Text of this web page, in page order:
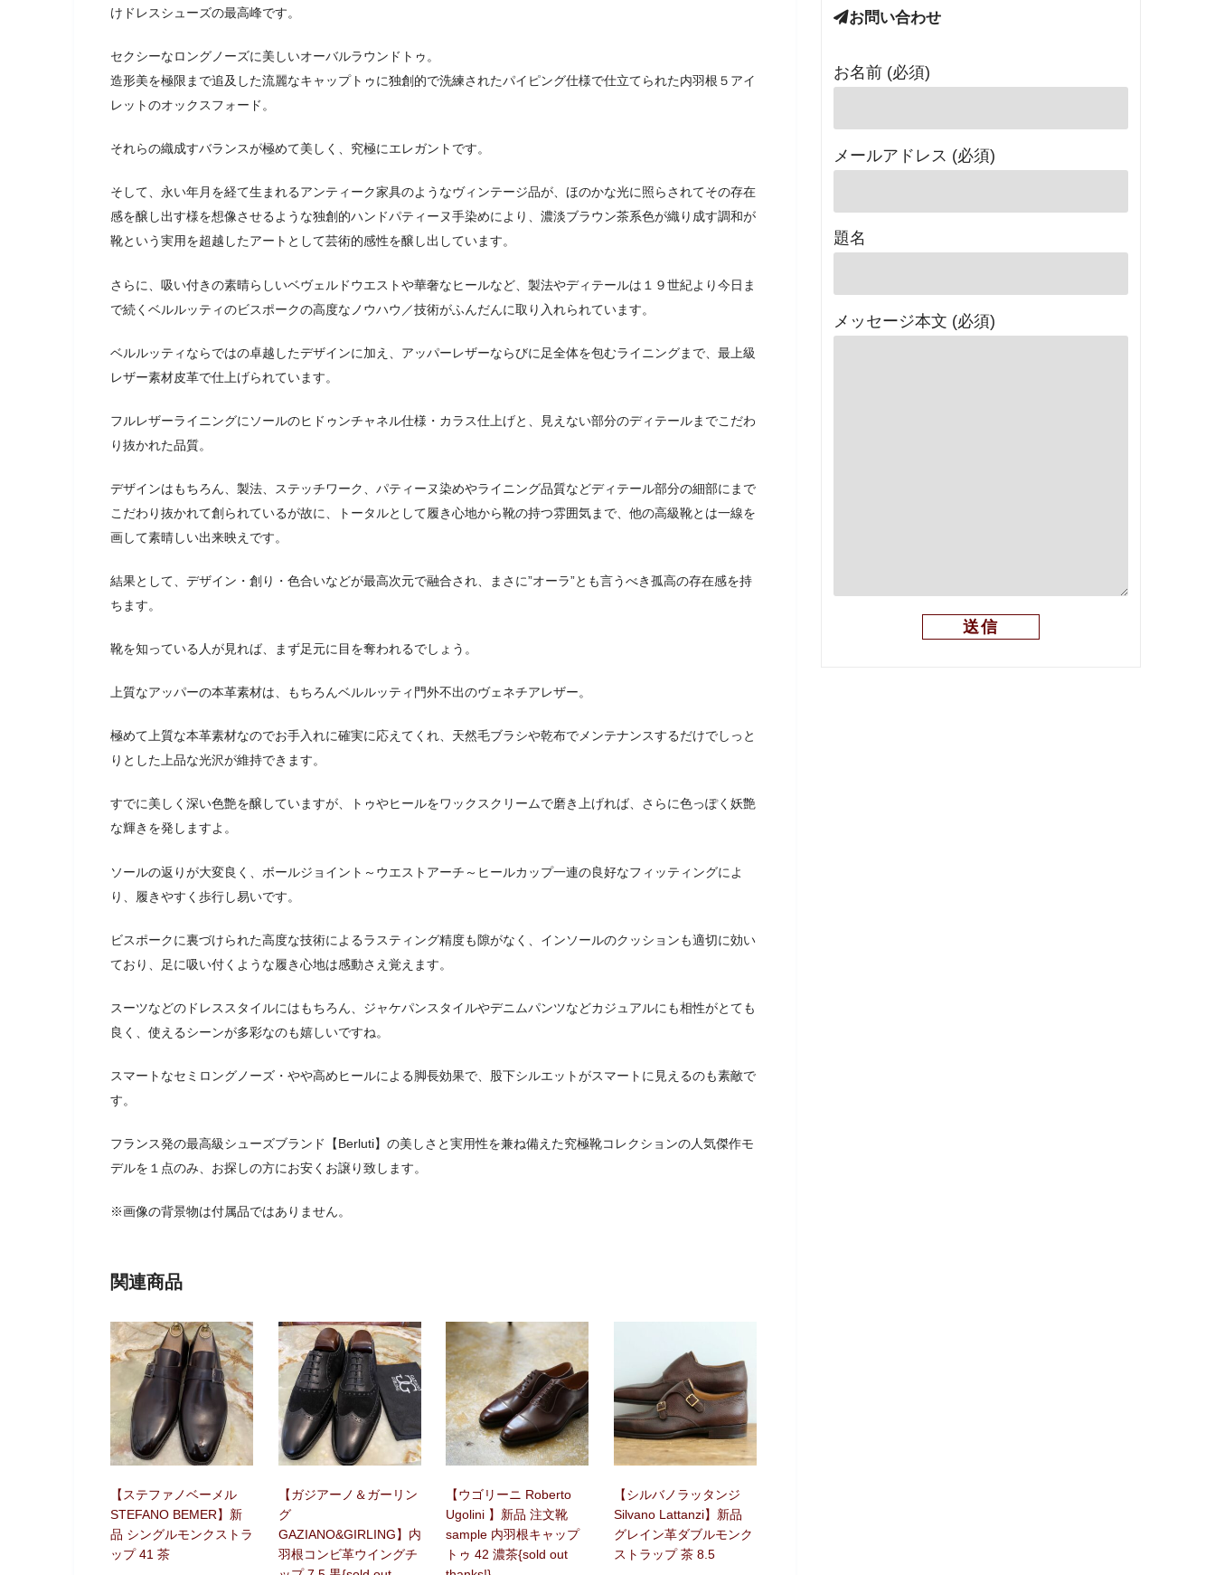
けドレスシューズの最高峰です。
セクシーなロングノーズに美しいオーバルラウンドトゥ。
造形美を極限まで追及した流麗なキャップトゥに独創的で洗練されたパイピング仕様で仕立てられた内羽根５アイ
レットのオックスフォード。
それらの織成すバランスが極めて美しく、究極にエレガントです。
そして、永い年月を経て生まれるアンティーク家具のようなヴィンテージ品が、ほのかな光に照らされてその存在
感を醸し出す様を想像させるような独創的ハンドパティーヌ手染めにより、濃淡ブラウン茶系色が織り成す調和が
靴という実用を超越したアートとして芸術的感性を醸し出しています。
さらに、吸い付きの素晴らしいベヴェルドウエストや華奢なヒールなど、製法やディテールは１９世紀より今日ま
で続くベルルッティのビスポークの高度なノウハウ／技術がふんだんに取り入れられています。
ベルルッティならではの卓越したデザインに加え、アッパーレザーならびに足全体を包むライニングまで、最上級
レザー素材皮革で仕上げられています。
フルレザーライニングにソールのヒドゥンチャネル仕様・カラス仕上げと、見えない部分のディテールまでこだわ
り抜かれた品質。
デザインはもちろん、製法、ステッチワーク、パティーヌ染めやライニング品質などディテール部分の細部にまで
こだわり抜かれて創られているが故に、トータルとして履き心地から靴の持つ雰囲気まで、他の高級靴とは一線を
画して素晴しい出来映えです。
結果として、デザイン・創り・色合いなどが最高次元で融合され、まさに”オーラ”とも言うべき孤高の存在感を持
ちます。
靴を知っている人が見れば、まず足元に目を奪われるでしょう。
上質なアッパーの本革素材は、もちろんベルルッティ門外不出のヴェネチアレザー。
極めて上質な本革素材なのでお手入れに確実に応えてくれ、天然毛ブラシや乾布でメンテナンスするだけでしっと
りとした上品な光沢が維持できます。
すでに美しく深い色艶を醸していますが、トゥやヒールをワックスクリームで磨き上げれば、さらに色っぽく妖艶
な輝きを発しますよ。
ソールの返りが大変良く、ボールジョイント～ウエストアーチ～ヒールカップ一連の良好なフィッティングによ
り、履きやすく歩行し易いです。
ビスポークに裏づけられた高度な技術によるラスティング精度も隙がなく、インソールのクッションも適切に効い
ており、足に吸い付くような履き心地は感動さえ覚えます。
スーツなどのドレススタイルにはもちろん、ジャケパンスタイルやデニムパンツなどカジュアルにも相性がとても
良く、使えるシーンが多彩なのも嬉しいですね。
スマートなセミロングノーズ・やや高めヒールによる脚長効果で、股下シルエットがスマートに見えるのも素敵で
す。
フランス発の最高級シューズブランド【Berluti】の美しさと実用性を兼ね備えた究極靴コレクションの人気傑作モ
デルを１点のみ、お探しの方にお安くお譲り致します。
※画像の背景物は付属品ではありません。
関連商品
【ステファノベーメル
STEFANO BEMER】新
品 シングルモンクストラ
ップ 41 茶
【ガジアーノ＆ガーリン
グ
GAZIANO&GIRLING】内
羽根コンビ革ウイングチ
【ウゴリーニ Roberto
Ugolini 】新品 注文靴
sample 内羽根キャップ
トゥ 42 濃茶{sold out
【シルバノラッタンジ
Silvano Lattanzi】新品
グレイン革ダブルモンク
ストラップ 茶 8.5
お問い合わせ
お名前 (必須)
メールアドレス (必須)
題名
メッセージ本文 (必須)